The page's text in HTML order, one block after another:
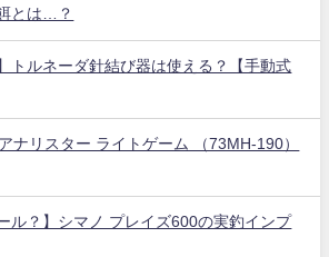
とは…？
トルネーダ針結び器は使える？【手動式
ナリスター ライトゲーム （73MH-190）
ル？】シマノ プレイズ600の実釣インプ